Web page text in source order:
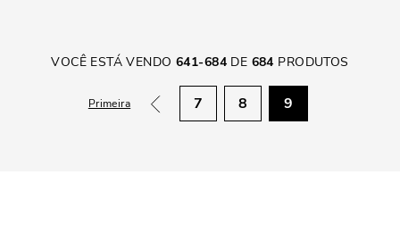
VOCÊ ESTÁ VENDO 641-684 DE 684 PRODUTOS
Primeira 7 8 9